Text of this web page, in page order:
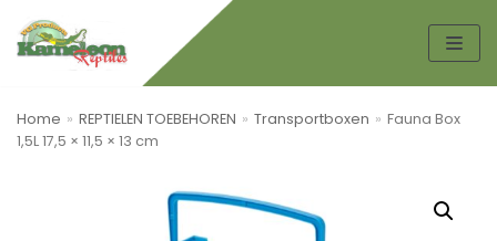
Spring
de
inhoud
Home » REPTIELEN TOEBEHOREN » Transportboxen » Fauna Box
1,5L 17,5 × 11,5 × 13 cm